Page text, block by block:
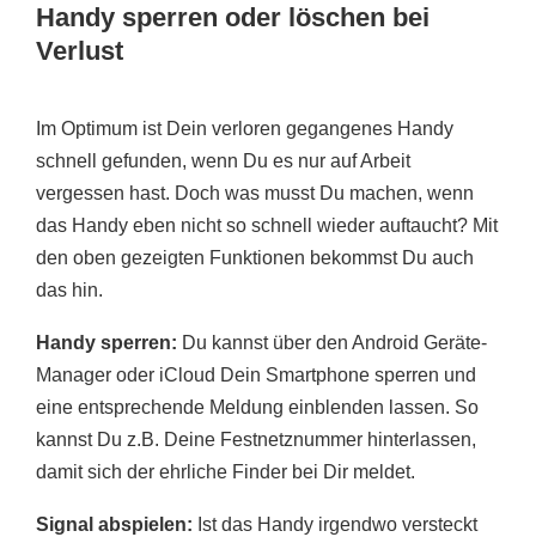
Handy sperren oder löschen bei
Verlust
Im Optimum ist Dein verloren gegangenes Handy
schnell gefunden, wenn Du es nur auf Arbeit
vergessen hast. Doch was musst Du machen, wenn
das Handy eben nicht so schnell wieder auftaucht? Mit
den oben gezeigten Funktionen bekommst Du auch
das hin.
Handy sperren: Du kannst über den Android Geräte-
Manager oder iCloud Dein Smartphone sperren und
eine entsprechende Meldung einblenden lassen. So
kannst Du z.B. Deine Festnetznummer hinterlassen,
damit sich der ehrliche Finder bei Dir meldet.
Signal abspielen: Ist das Handy irgendwo versteckt